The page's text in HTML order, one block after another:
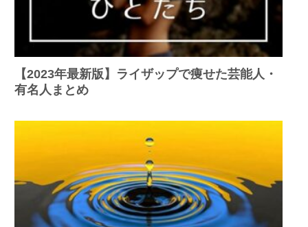
【2023年最新版】ライザップで痩せた芸能人・
有名人まとめ